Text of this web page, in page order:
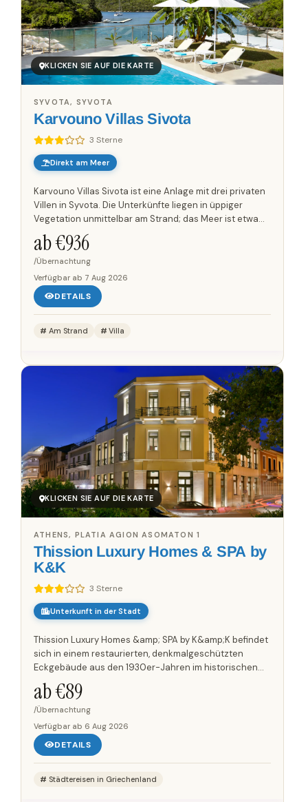
KLICKEN SIE AUF DIE KARTE
Karvouno Villas Sivota
3 Sterne
SYVOTA, SYVOTA
Direkt am Meer
Karvouno Villas Sivota ist eine Anlage mit drei privaten
Villen in Syvota. Die Unterkünfte liegen in üppiger
Vegetation unmittelbar am Strand; das Meer ist etwa
30 m entfernt. Zur Anlage gehören private
Swimmingpools,...
ab €936
/Übernachtung
Verfügbar ab 7 Aug 2026
DETAILS
Am Strand Villa
KLICKEN SIE AUF DIE KARTE
Thission Luxury Homes & SPA by
K&K
3 Sterne
ATHENS, PLATIA AGION ASOMATON 1
Unterkunft in der Stadt
Thission Luxury Homes &amp; SPA by K&amp;K befindet
sich in einem restaurierten, denkmalgeschützten
Eckgebäude aus den 1930er-Jahren im historischen
Zentrum von Athens. Das zweigeschossige Gebäude
verbindet...
ab €89
/Übernachtung
Verfügbar ab 6 Aug 2026
DETAILS
Städtereisen in Griechenland